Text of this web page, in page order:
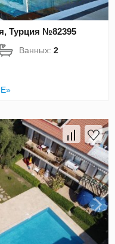
Турция №82395
Ванных:2